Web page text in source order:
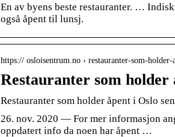
En av byens beste restauranter. …
også åpent til lunsj.
https:// osloisentrum.no › restauranter-som-holder-
Restauranter som holder
Restauranter som holder åpent i Oslo
26. nov. 2020 — For mer informasjon
oppdatert info da noen har åpent …